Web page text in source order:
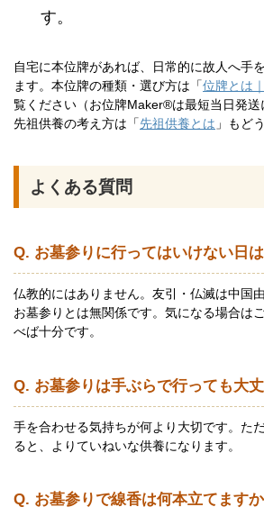
す。
自宅に本位牌があれば、日常的に故人へ手
ます。本位牌の種類・選び方は「位牌とは
覧ください（お位牌Maker®は最短当日発送
先祖供養の考え方は「先祖供養とは 」もど
よくある質問
Q. お墓参りに行ってはいけない日
仏教的にはありません。友引・仏滅は中国
お墓参りとは無関係です。気になる場合は
べば十分です。
Q. お墓参りは手ぶらで行っても大
手を合わせる気持ちが何より大切です。た
ると、よりていねいな供養になります。
Q. お墓参りで線香は何本立てますか